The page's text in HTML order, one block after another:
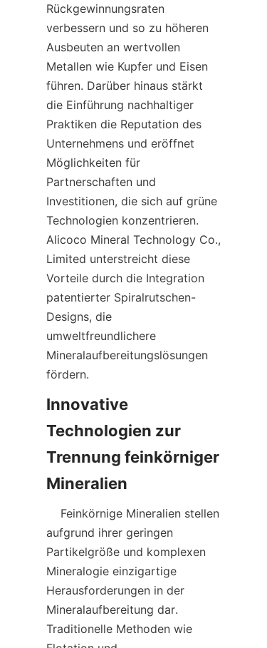
Rückgewinnungsraten
verbessern und so zu höheren
Ausbeuten an wertvollen
Metallen wie Kupfer und Eisen
führen. Darüber hinaus stärkt
die Einführung nachhaltiger
Praktiken die Reputation des
Unternehmens und eröffnet
Möglichkeiten für
Partnerschaften und
Investitionen, die sich auf grüne
Technologien konzentrieren.
Alicoco Mineral Technology Co.,
Limited unterstreicht diese
Vorteile durch die Integration
patentierter Spiralrutschen-
Designs, die
umweltfreundlichere
Mineralaufbereitungslösungen
fördern.
Innovative
Technologien zur
Trennung feinkörniger
aufgrund ihrer geringen
Partikelgröße und komplexen
Mineralogie einzigartige
Herausforderungen in der
Mineralaufbereitung dar.
Traditionelle Methoden wie